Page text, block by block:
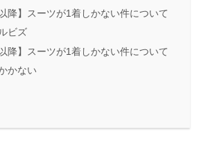
降】スーツが1着しかない件について
ビズ
降】スーツが1着しかない件について
かない